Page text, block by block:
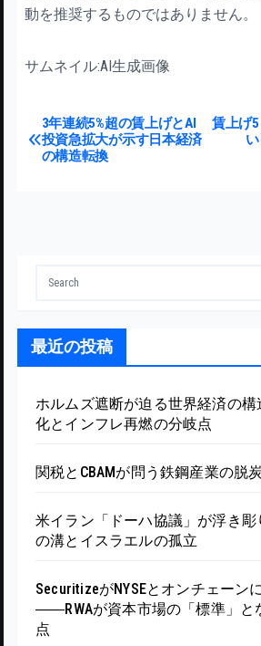
動を推奨するものではありません。
サムネイル:AI生成画像
投稿ナビゲーシ
賃上げ
3年連続5%超の賃上げとAI
投資急拡大が示す日本経済
の構造転換
最近の投稿
ホルムズ遮断が迫る世界経済の
化とインフレ再燃の分岐点
関税とCBAMが問う鉄鋼産業の脱
米イラン「ドーハ協議」が浮き彫
の溝とイスラエルの孤立
SecuritizeがNYSEとオンチェーン
――RWAが資本市場の「標準」と
点